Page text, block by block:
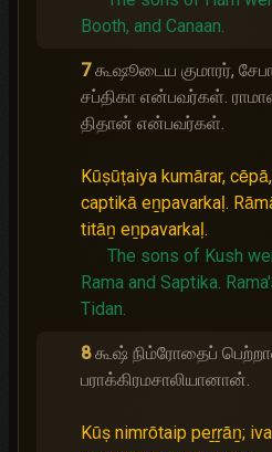
Booth, and Canaan.
7 கூஷூடைய குமாரர்,
சப்திகா என்பவர்கள்.
திதான் என்பவர்கள்.
Kūṣūṭaiya kumārar,
captikā eṉpavarkaḷ.
titāṉ eṉpavarkaḷ.
The sons of Kush
Rama and Saptika.
Tidan.
8 கூஷ் நிம்ரோதைப்
பராக்கிரமசாலியானான்.
Kūṣ nimrōtaip peṟṟāṉ;